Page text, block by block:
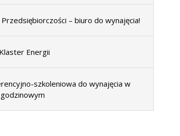
– biuro do wynajęcia!
Energii
szkoleniowa do wynajęcia w